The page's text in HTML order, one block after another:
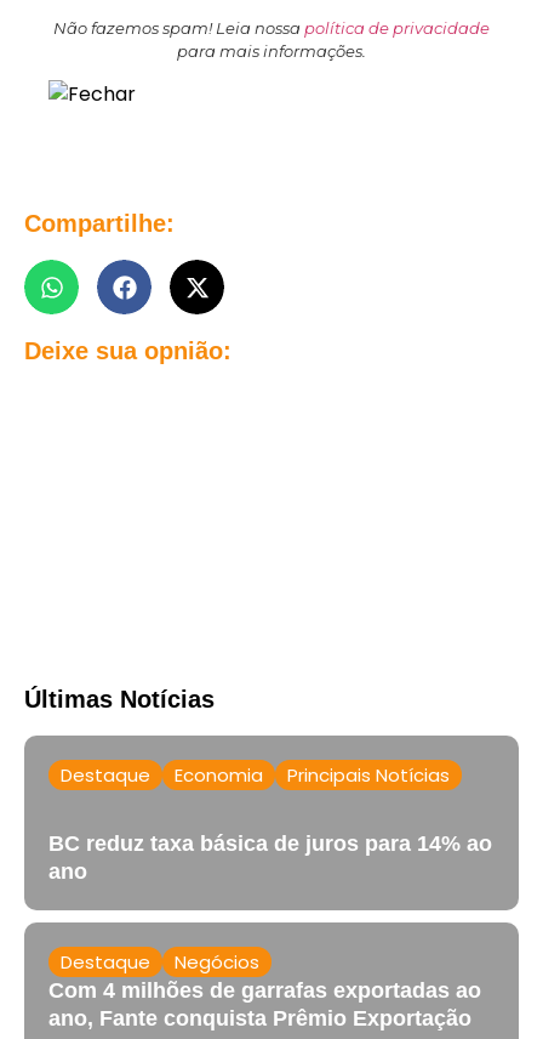
Não fazemos spam! Leia nossa política de privacidade
para mais informações.
Compartilhe:
Deixe sua opnião:
Últimas Notícias
Destaque Economia Principais Notícias
BC reduz taxa básica de juros para 14% ao
ano
Destaque Negócios
Com 4 milhões de garrafas exportadas ao
ano, Fante conquista Prêmio Exportação